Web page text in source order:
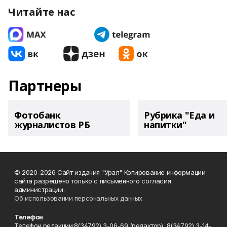
Читайте нас
Партнеры
Фотобанк
журналистов РБ
Рубрика "Еда и
напитки"
© 2020-2026 Сайт издания "Урал" Копирование информации
сайта разрешено только с письменного согласия
администрации.
Об использовании персональных данных
Телефон